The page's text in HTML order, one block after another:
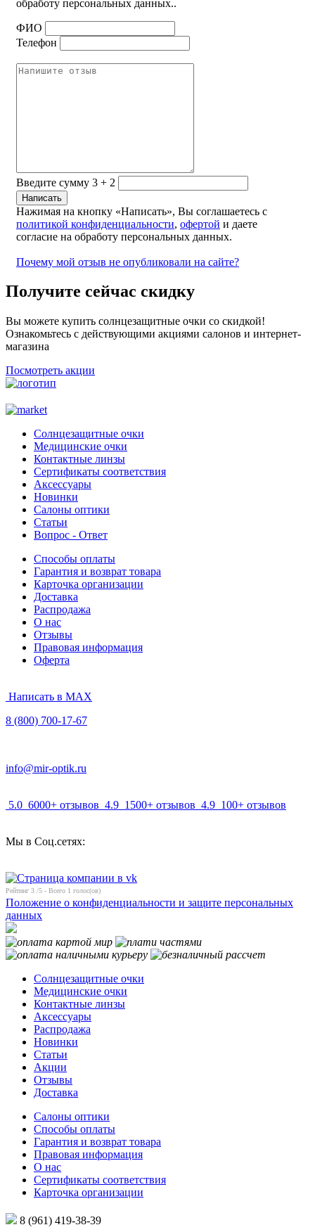
обработу персональных данных..
ФИО
Телефон
Введите сумму 3 + 2
Нажимая на кнопку «Написать», Вы соглашаетесь с
политикой конфиденциальности, офертой и даете
согласие на обработу персональных данных.
Почему мой отзыв не опубликовали на сайте?
Получите сейчас скидку
Вы можете купить солнцезащитные очки со скидкой!
Ознакомьтесь с действующими акциями салонов и интернет-
магазина
Посмотреть акции
Солнцезащитные очки
Медицинские очки
Контактные линзы
Сертификаты соответствия
Аксессуары
Новинки
Салоны оптики
Статьи
Вопрос - Ответ
Способы оплаты
Гарантия и возврат товара
Карточка организации
Доставка
Распродажа
О нас
Отзывы
Правовая информация
Оферта
Написать в MAX
8 (800) 700-17-67
info@mir-optik.ru
5.0 6000+ отзывов 4.9 1500+ отзывов 4.9 100+ отзывов
Мы в Соц.сетях:
Рейтинг 3 /5 - Всего 1 голос(ов)
Положение о конфиденциальности и защите персональных
данных
Солнцезащитные очки
Медицинские очки
Контактные линзы
Аксессуары
Распродажа
Новинки
Статьи
Акции
Отзывы
Доставка
Салоны оптики
Способы оплаты
Гарантия и возврат товара
Правовая информация
О нас
Сертификаты соответствия
Карточка организации
8 (961) 419-38-39